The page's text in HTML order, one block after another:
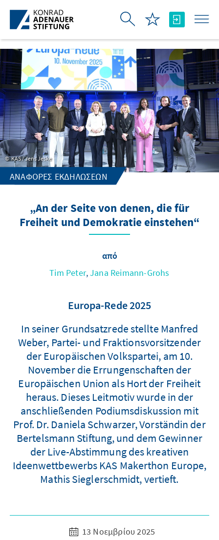
Skip to Main Content
KAS / Jens Jeske
ΑΝΑΦΟΡΈΣ ΕΚΔΗΛΏΣΕΩΝ
„An der Seite von denen, die für
Freiheit und Demokratie einstehen“
από
Tim Peter,Jana Reimann-Grohs
Europa-Rede 2025
In seiner Grundsatzrede stellte Manfred
Weber, Partei- und Fraktionsvorsitzender
der Europäischen Volkspartei, am 10.
November die Errungenschaften der
Europäischen Union als Hort der Freiheit
heraus. Dieses Leitmotiv wurde in der
anschließenden Podiumsdiskussion mit
Prof. Dr. Daniela Schwarzer, Vorständin der
Bertelsmann Stiftung, und dem Gewinner
der Live-Abstimmung des kreativen
Ideenwettbewerbs KAS Makerthon Europe,
Mathis Sieglerschmidt, vertieft.
13 Νοεμβρίου 2025